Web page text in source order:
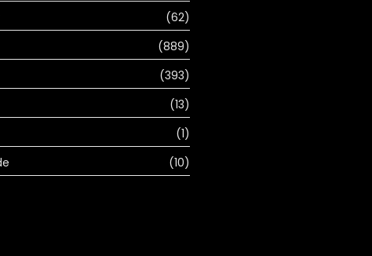
(62)
(889)
(393)
(13)
(1)
(10)